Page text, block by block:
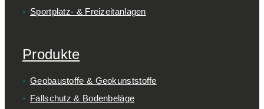
Sportplatz- & Freizeitanlagen
Produkte
Geobaustoffe & Geokunststoffe
Fallschutz & Bodenbeläge